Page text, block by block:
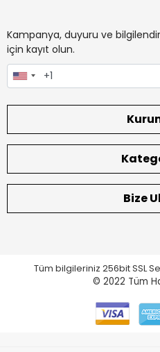
Kampanya, duyuru ve
için kayıt olun.
Bize
Tüm bilgileriniz 256bit SSL
© 2022 Tüm